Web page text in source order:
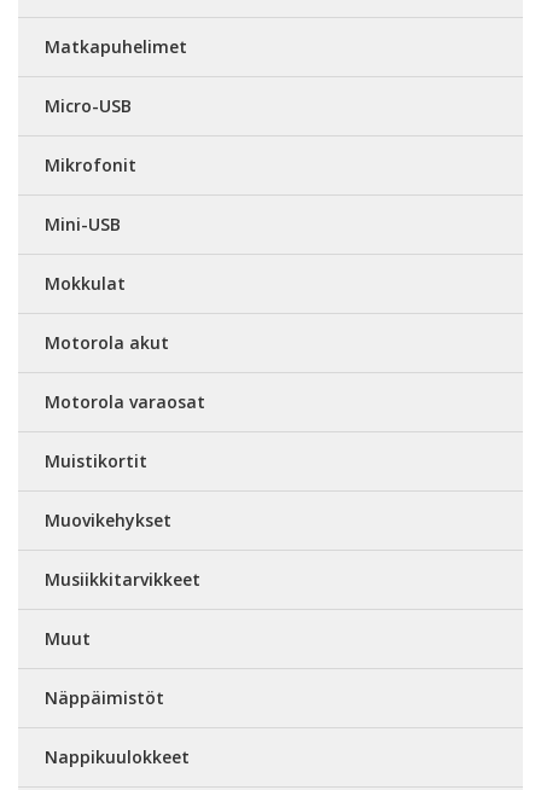
Matkapuhelimet
Micro-USB
Mikrofonit
Mini-USB
Mokkulat
Motorola akut
Motorola varaosat
Muistikortit
Muovikehykset
Musiikkitarvikkeet
Muut
Näppäimistöt
Nappikuulokkeet